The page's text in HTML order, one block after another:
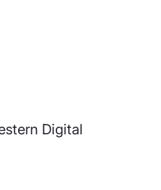
Digital